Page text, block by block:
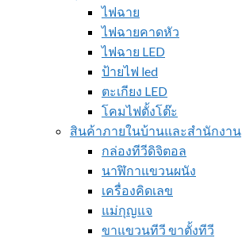
ไฟฉาย
ไฟฉายคาดหัว
ไฟฉาย LED
ป้ายไฟ led
ตะเกียง LED
โคมไฟตั้งโต๊ะ
สินค้าภายในบ้านและสำนักงาน
กล่องทีวีดิจิตอล
นาฬิกาแขวนผนัง
เครื่องคิดเลข
แม่กุญแจ
ขาแขวนทีวี ขาตั้งทีวี